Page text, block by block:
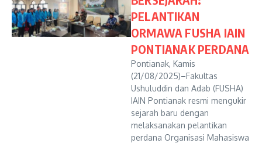
PELANTIKAN
ORMAWA FUSHA IAIN
PONTIANAK PERDANA
Pontianak, Kamis
(21/08/2025)–Fakultas
Ushuluddin dan Adab (FUSHA)
IAIN Pontianak resmi mengukir
sejarah baru dengan
melaksanakan pelantikan
perdana Organisasi Mahasiswa